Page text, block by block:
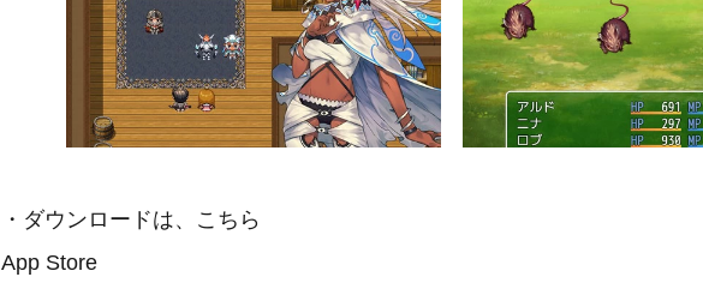
・ダウンロードは、こちら
App Store